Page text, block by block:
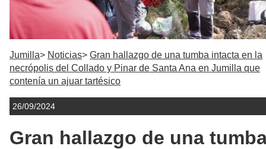
Jumilla Noticias
Gran hallazgo de una tumba intacta en la
necrópolis del Collado y Pinar de Santa Ana en Jumilla que
contenía un ajuar tartésico
26/09/2024
Gran hallazgo de una